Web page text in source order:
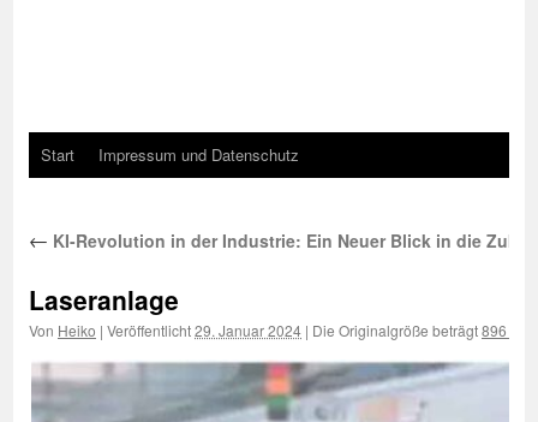
Start Impressum und Datenschutz
← KI-Revolution in der Industrie: Ein Neuer Blick in die
Laseranlage
Von Heiko | Veröffentlicht29. Januar 2024 | Die Originalgröße beträgt896 ×